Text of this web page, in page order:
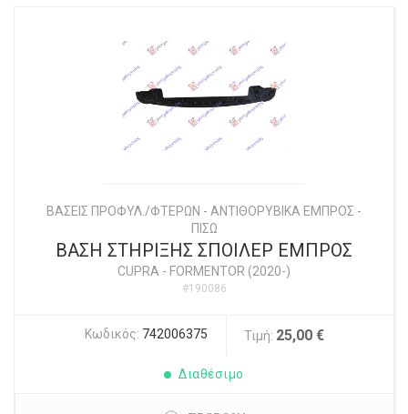
ΒΑΣΕΙΣ ΠΡΟΦΥΛ./ΦΤΕΡΩΝ - ΑΝΤΙΘΟΡΥΒΙΚΑ ΕΜΠΡΟΣ -
ΠΙΣΩ
ΒΑΣΗ ΣΤΗΡΙΞΗΣ ΣΠΟΙΛΕΡ ΕΜΠΡΟΣ
CUPRA - FORMENTOR (2020-)
#190086
Κωδικός: 742006375 Τιμή: 25,00 €
Διαθέσιμο